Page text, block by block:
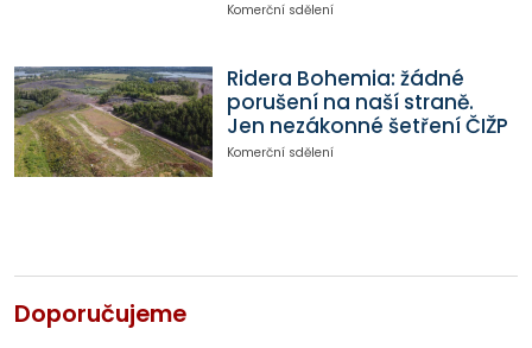
Komerční sdělení
Ridera Bohemia: žádné
porušení na naší straně.
Jen nezákonné šetření ČIŽP
Komerční sdělení
Doporučujeme